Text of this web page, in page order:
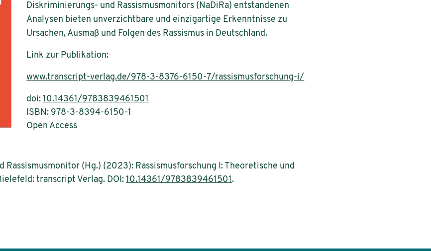
Diskriminierungs- und Rassismusmonitors (NaDiRa) entstandenen
Analysen bieten unverzichtbare und einzigartige Erkenntnisse zu
Ursachen, Ausmaß und Folgen des Rassismus in Deutschland.
Link zur Publikation:
www.transcript-verlag.de/978-3-8376-6150-7/rassismusforschung-i/
doi:10.14361/9783839461501
ISBN: 978-3-8394-6150-1
Open Access
(Hg.) (2023): Rassismusforschung I: Theoretische und
transcript Verlag. DOI: 10.14361/9783839461501.